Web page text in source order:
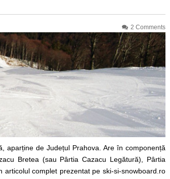
2 Comments
aparține de Județul Prahova. Are în componență
Bretea (sau Pârtia Cazacu Legătură), Pârtia
complet prezentat pe ski-si-snowboard.ro